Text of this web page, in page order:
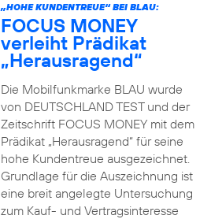
„HOHE KUNDENTREUE“ BEI BLAU:
FOCUS MONEY
verleiht Prädikat
„Herausragend“
Die Mobilfunkmarke BLAU wurde
von DEUTSCHLAND TEST und der
Zeitschrift FOCUS MONEY mit dem
Prädikat „Herausragend“ für seine
hohe Kundentreue ausgezeichnet.
Grundlage für die Auszeichnung ist
eine breit angelegte Untersuchung
zum Kauf- und Vertragsinteresse